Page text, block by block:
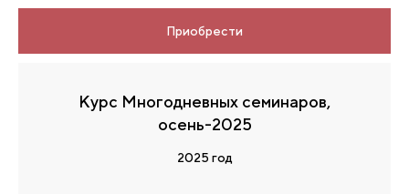
Приобрести
Курс Многодневных семинаров,
осень-2025
2025 год